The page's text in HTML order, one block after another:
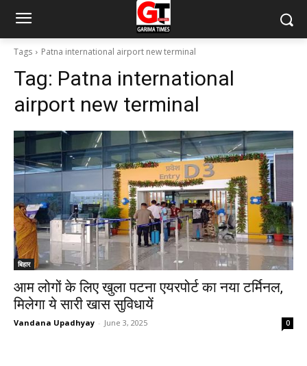
Tags Patna international airport new terminal
Tag: Patna international
airport new terminal
बिहार
आम लोगों के लिए खुला पटना एयरपोर्ट का नया टर्मिनल,
मिलेगा ये सारी खास सुविधायें
Vandana Upadhyay - June 3, 2025 0